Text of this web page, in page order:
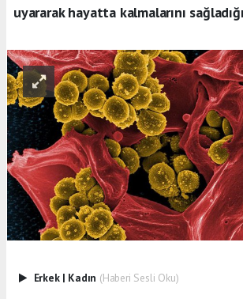
uyararak hayatta kalmalarını
Erkek | Kadın (Haberi Sesli Oku)